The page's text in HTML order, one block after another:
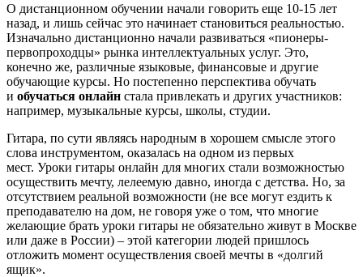
О дистанционном обучении начали говорить еще 10-15 лет
назад, и лишь сейчас это начинает становиться реальностью.
Изначально дистанционно начали развиваться «пионеры-
первопроходцы» рынка интеллектуальных услуг. Это,
конечно же, различные языковые, финансовые и другие
обучающие курсы. Но постепенно перспектива обучать
и обучаться онлайн стала привлекать и других участников:
например, музыкальные курсы, школы, студии.
Гитара, по сути являясь народным в хорошем смысле этого
слова инструментом, оказалась на одном из первых
мест. Уроки гитары онлайн для многих стали возможностью
осуществить мечту, лелеемую давно, иногда с детства. Но, за
отсутствием реальной возможности (не все могут ездить к
преподавателю на дом, не говоря уже о том, что многие
желающие брать уроки гитары не обязательно живут в Москве
или даже в России) – этой категории людей пришлось
отложить момент осуществления своей мечты в «долгий
ящик».